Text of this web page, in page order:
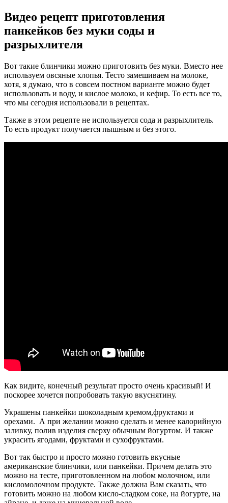
Видео рецепт приготовления
панкейков без муки соды и
разрыхлителя
Вот такие блинчики можно приготовить без муки. Вместо нее
используем овсяные хлопья. Тесто замешиваем на молоке,
хотя, я думаю, что в совсем постном варианте можно будет
использовать и воду, и кислое молоко, и кефир. То есть все то,
что мы сегодня использовали в рецептах.
Также в этом рецепте не используется сода и разрыхлитель.
То есть продукт получается пышным и без этого.
Как видите, конечный результат просто очень красивый! И
поскорее хочется попробовать такую вкуснятину.
Украшены панкейки шоколадным кремом,фруктами и
орехами. А при желании можно сделать и менее калорийную
заливку, полив изделия сверху обычным йогуртом. И также
украсить ягодами, фруктами и сухофруктами.
Вот так быстро и просто можно готовить вкусные
американские блинчики, или панкейки. Причем делать это
можно на тесте, приготовленном на любом молочном, или
кисломолочном продукте. Также должна Вам сказать, что
готовить можно на любом кисло-сладком соке, на йогурте, на